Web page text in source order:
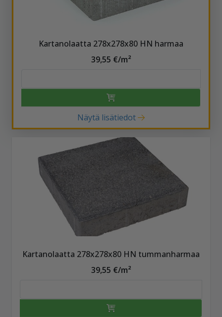
Kartanolaatta 278x278x80 HN harmaa
39,55 €/m²
Näytä lisätiedot
Kartanolaatta 278x278x80 HN tummanharmaa
39,55 €/m²